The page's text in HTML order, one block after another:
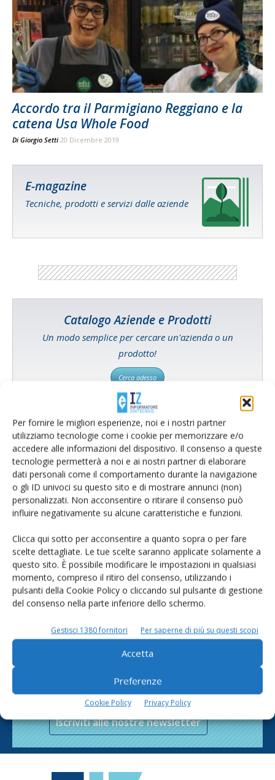
Per fornire le migliori esperienze, noi e i nostri partner
utilizziamo tecnologie come i cookie per memorizzare e/o
accedere alle informazioni del dispositivo. Il consenso a queste
tecnologie permetterà a noi e ai nostri partner di elaborare
dati personali come il comportamento durante la navigazione
o gli ID univoci su questo sito e di mostrare annunci (non)
personalizzati. Non acconsentire o ritirare il consenso può
influire negativamente su alcune caratteristiche e funzioni.
Clicca qui sotto per acconsentire a quanto sopra o per fare
scelte dettagliate. Le tue scelte saranno applicate solamente a
questo sito. È possibile modificare le impostazioni in qualsiasi
momento, compreso il ritiro del consenso, utilizzando i
pulsanti della Cookie Policy o cliccando sul pulsante di gestione
del consenso nella parte inferiore dello schermo.
Gestisci 1380 fornitori Per saperne di più su questi scopi
Accetta
Preferenze
Cookie Policy Privacy Policy
Accordo tra il Parmigiano Reggiano e la
catena Usa Whole Food
Di Giorgio Setti 20 Dicembre 2019
E-magazine
Tecniche, prodotti e servizi dalle aziende
Catalogo Aziende e Prodotti
Un modo semplice per cercare un'azienda o un
prodotto!
Cerca adesso
L'Esperto risponde
I consigli di Terra e Vita agli agricoltori
Cerca adesso
Rimani aggiornato sul mondo
dell’agricoltura
Iscriviti alle nostre newsletter